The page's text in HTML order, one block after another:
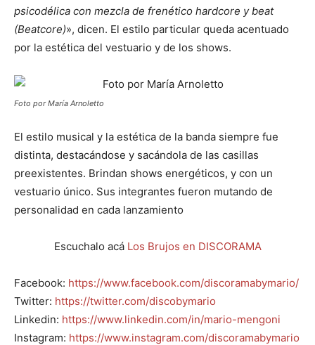
psicodélica con mezcla de frenético hardcore y beat
(Beatcore)», dicen. El estilo particular queda acentuado
por la estética del vestuario y de los shows.
Foto por María Arnoletto
El estilo musical y la estética de la banda siempre fue
distinta, destacándose y sacándola de las casillas
preexistentes. Brindan shows energéticos, y con un
vestuario único. Sus integrantes fueron mutando de
personalidad en cada lanzamiento
Escuchalo acá Los Brujos en DISCORAMA
Facebook: https://www.facebook.com/discoramabymario/
Twitter: https://twitter.com/discobymario
Linkedin: https://www.linkedin.com/in/mario-mengoni
Instagram: https://www.instagram.com/discoramabymario